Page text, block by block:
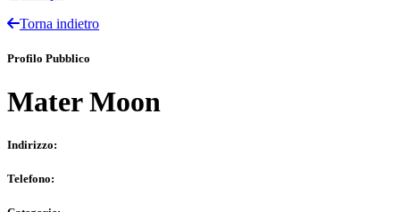
Torna indietro
Profilo Pubblico
Mater Moon
Indirizzo:
Telefono: